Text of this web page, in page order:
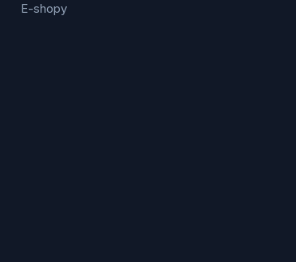
E-shopy